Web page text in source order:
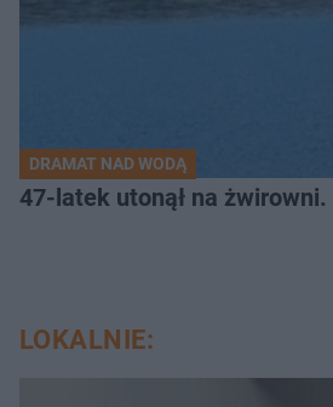
DRAMAT NAD WODĄ
47-latek utonął na
LOKALNIE: